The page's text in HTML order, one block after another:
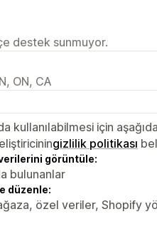
destek sunmuyor.
ON, CA
kullanılabilmesi için
gizlilik politikası
görüntüle:
bulunanlar
düzenle:
özel veriler, Shopify